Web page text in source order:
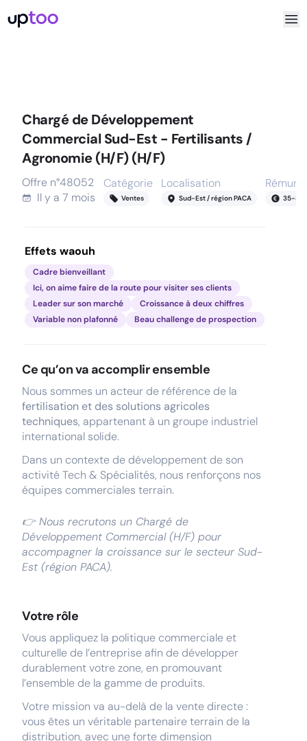
Chargé de Développement
Commercial Sud-Est - Fertilisants /
Agronomie (H/F) (H/F)
Offre n°48052
Il y a 7 mois
Catégorie
Ventes
Localisation
Sud-Est / région PACA 35-85
Effets waouh
Cadre bienveillant
Ici, on aime faire de la route pour visiter ses clients
Leader sur son marché
Croissance à deux chiffres
Variable non plafonné
Beau challenge de prospection
Ce qu’on va accomplir ensemble
Nous sommes un acteur de référence de la
fertilisation et des solutions agricoles
techniques, appartenant à un groupe industriel
international solide.
Dans un contexte de développement de son
activité Tech & Spécialités, nous renforçons nos
équipes commerciales terrain.
👉 Nous recrutons un Chargé de
Développement Commercial (H/F) pour
accompagner la croissance sur le secteur Sud-
Est (région PACA).
Votre rôle
Vous appliquez la politique commerciale et
culturelle de l’entreprise afin de développer
durablement votre zone, en promouvant
l’ensemble de la gamme de produits.
Votre mission va au-delà de la vente directe :
vous êtes un véritable partenaire terrain de la
distribution, avec une forte dimension